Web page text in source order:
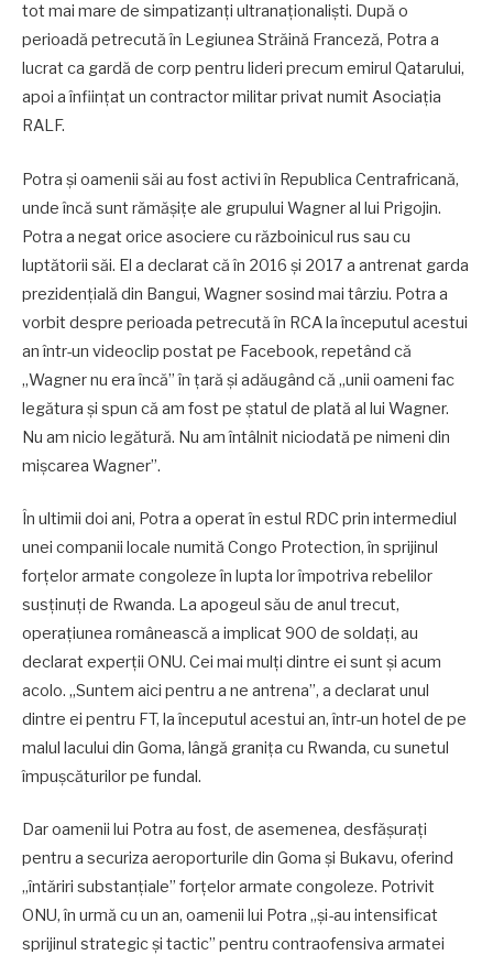
tot mai mare de simpatizanți ultranaționaliști. După o
perioadă petrecută în Legiunea Străină Franceză, Potra a
lucrat ca gardă de corp pentru lideri precum emirul Qatarului,
apoi a înființat un contractor militar privat numit Asociația
RALF.
Potra și oamenii săi au fost activi în Republica Centrafricană,
unde încă sunt rămășițe ale grupului Wagner al lui Prigojin.
Potra a negat orice asociere cu războinicul rus sau cu
luptătorii săi. El a declarat că în 2016 și 2017 a antrenat garda
prezidențială din Bangui, Wagner sosind mai târziu. Potra a
vorbit despre perioada petrecută în RCA la începutul acestui
an într-un videoclip postat pe Facebook, repetând că
„Wagner nu era încă” în țară și adăugând că „unii oameni fac
legătura și spun că am fost pe ștatul de plată al lui Wagner.
Nu am nicio legătură. Nu am întâlnit niciodată pe nimeni din
mișcarea Wagner”.
În ultimii doi ani, Potra a operat în estul RDC prin intermediul
unei companii locale numită Congo Protection, în sprijinul
forțelor armate congoleze în lupta lor împotriva rebelilor
susținuți de Rwanda. La apogeul său de anul trecut,
operațiunea românească a implicat 900 de soldați, au
declarat experții ONU. Cei mai mulți dintre ei sunt și acum
acolo. „Suntem aici pentru a ne antrena”, a declarat unul
dintre ei pentru FT, la începutul acestui an, într-un hotel de pe
malul lacului din Goma, lângă granița cu Rwanda, cu sunetul
împușcăturilor pe fundal.
Dar oamenii lui Potra au fost, de asemenea, desfășurați
pentru a securiza aeroporturile din Goma și Bukavu, oferind
„întăriri substanțiale” forțelor armate congoleze. Potrivit
ONU, în urmă cu un an, oamenii lui Potra „și-au intensificat
sprijinul strategic și tactic” pentru contraofensiva armatei